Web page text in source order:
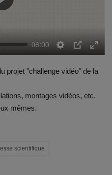
06:00
Settings
PIP
Enter
Play
projet "challenge vidéo" de la
montages vidéos, etc.
mêmes.
scientifique